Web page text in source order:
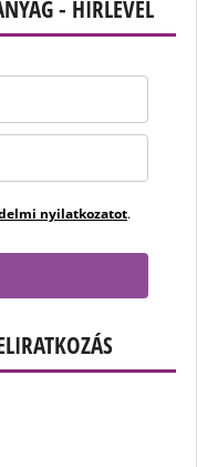
- HÍRLEVÉL
nyilatkozatot.